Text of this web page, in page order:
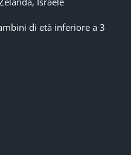
di età inferiore a 3